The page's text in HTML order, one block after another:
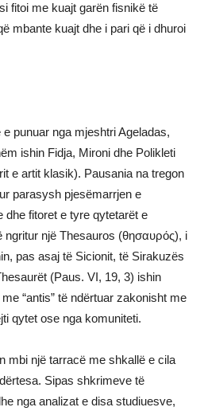
fitoi me kuajt garën fisnikë të
mbante kuajt dhe i pari që i dhuroi
punuar nga mjeshtri Ageladas,
ishin Fidja, Mironi dhe Polikleti
e artit klasik). Pausania na tregon
parasysh pjesëmarrjen e
dhe fitoret e tyre qytetarët e
ngritur një Thesauros (θησαυρός), i
pas asaj të Sicionit, të Sirakuzës
(Paus. VI, 19, 3) ishin
“antis” të ndërtuar zakonisht me
qytet ose nga komuniteti.
mbi një tarracë me shkallë e cila
Sipas shkrimeve të
nga analizat e disa studiuesve,